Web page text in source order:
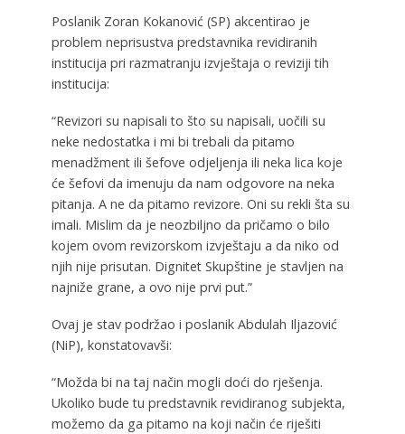
Poslanik Zoran Kokanović (SP) akcentirao je
problem neprisustva predstavnika revidiranih
institucija pri razmatranju izvještaja o reviziji tih
institucija:
“Revizori su napisali to što su napisali, uočili su
neke nedostatka i mi bi trebali da pitamo
menadžment ili šefove odjeljenja ili neka lica koje
će šefovi da imenuju da nam odgovore na neka
pitanja. A ne da pitamo revizore. Oni su rekli šta su
imali. Mislim da je neozbiljno da pričamo o bilo
kojem ovom revizorskom izvještaju a da niko od
njih nije prisutan. Dignitet Skupštine je stavljen na
najniže grane, a ovo nije prvi put.”
Ovaj je stav podržao i poslanik Abdulah Iljazović
(NiP), konstatovavši:
“Možda bi na taj način mogli doći do rješenja.
Ukoliko bude tu predstavnik revidiranog subjekta,
možemo da ga pitamo na koji način će riješiti